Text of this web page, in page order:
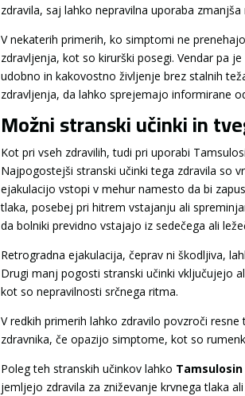
zdravila, saj lahko nepravilna uporaba
V nekaterih primerih, ko simptomi ne
zdravljenja, kot so kirurški posegi. Vendar pa
udobno in kakovostno življenje brez stalnih
zdravljenja, da lahko sprejemajo informirane
Možni stranski učinki in
Kot pri vseh zdravilih, tudi pri uporabi
Najpogostejši stranski učinki tega zdravila so
ejakulacijo vstopi v mehur namesto da bi
tlaka, posebej pri hitrem vstajanju ali
da bolniki previdno vstajajo iz sedečega ali
Retrogradna ejakulacija, čeprav ni škodljiva,
Drugi manj pogosti stranski učinki vključujejo
kot so nepravilnosti srčnega ritma.
V redkih primerih lahko zdravilo povzroči
zdravnika, če opazijo simptome, kot so
Poleg teh stranskih učinkov lahko Tamsulosin
jemljejo zdravila za zniževanje krvnega tlaka